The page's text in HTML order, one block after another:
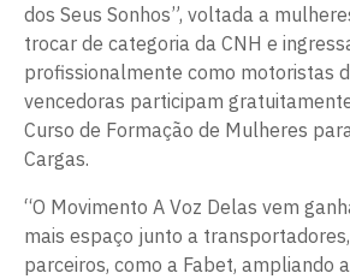
dos Seus Sonhos”, voltada a
trocar de categoria da CNH e
profissionalmente como motoristas
vencedoras participam
Curso de Formação de Mulheres
Cargas.
“O Movimento A Voz Delas vem
mais espaço junto a
parceiros, como a Fabet, ampliando